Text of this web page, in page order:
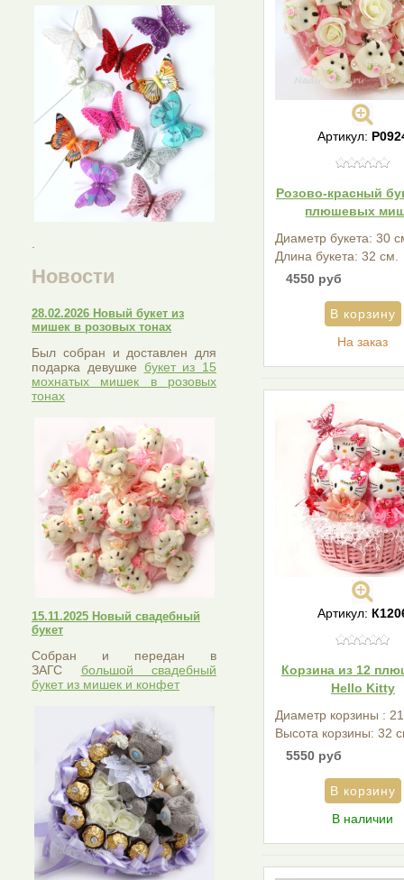
Новости
28.02.2026 Новый букет из
мишек в розовых тонах
Был собран и доставлен для
подарка девушке букет из 15
мохнатых мишек в розовых
тонах
15.11.2025 Новый свадебный
букет
Собран и передан в
ЗАГС большой свадебный
букет из мишек и конфет
Артикул:
Розово-красный
плюшевых
Диаметр букета: 30
Длина букета: 32 см.
4550 руб
На заказ
Артикул:
Корзина из 12
Hello Kitty
Диаметр корзины :
Высота корзины: 32
5550 руб
В наличии